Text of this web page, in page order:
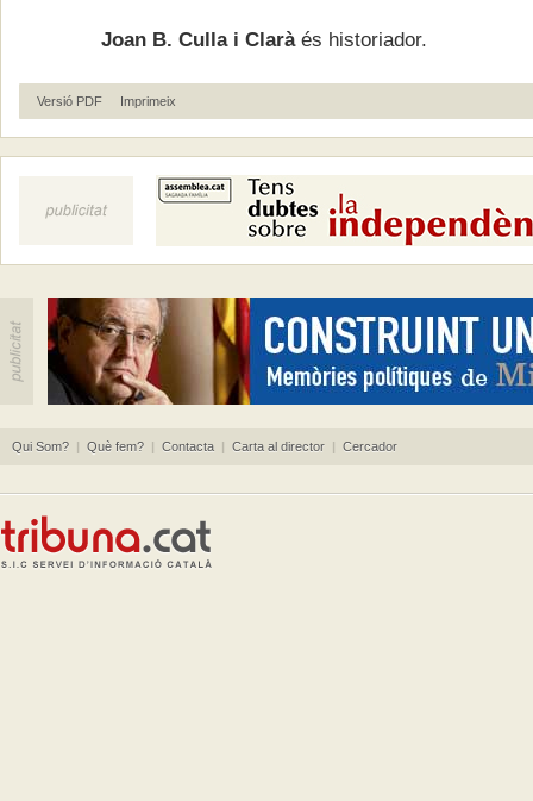
Joan B. Culla i Claràés historiador.
Versió PDF Imprimeix
Qui Som? | Què fem? | Contacta | Carta al director | Cercador